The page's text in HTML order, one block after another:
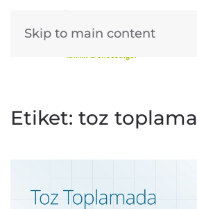
Skip to main content
Etiket: toz toplama